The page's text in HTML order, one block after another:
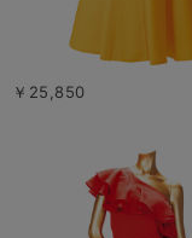
￥25,850